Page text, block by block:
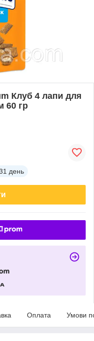
Клуб 4 лапи для
60 гр
день
Оплата Умови